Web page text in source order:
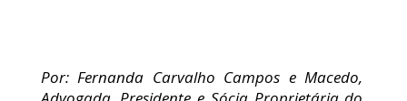
Por: Fernanda Carvalho Campos e Macedo,